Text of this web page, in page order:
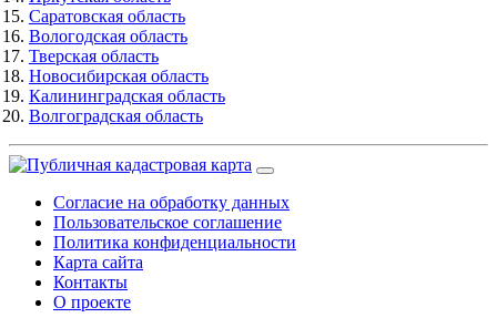
Саратовская область
Вологодская область
Тверская область
Новосибирская область
Калининградская область
Волгоградская область
Согласие на обработку данных
Пользовательское соглашение
Политика конфиденциальности
Карта сайта
Контакты
О проекте